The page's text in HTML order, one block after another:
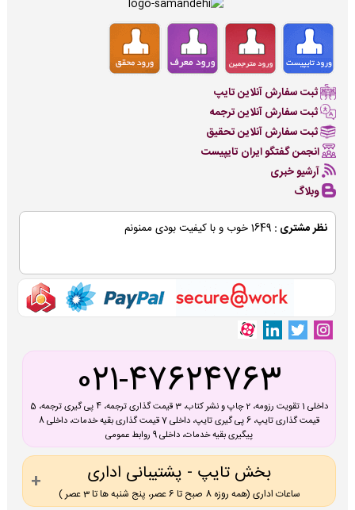
ثبت سفارش آنلاین تایپ
ثبت سفارش آنلاین ترجمه
ثبت سفارش آنلاین تحقیق
انجمن گفتگو ایران تایپیست
آرشیو خبری
وبلاگ
نظر مشتری : 1649 خوب و با کیفیت بودی ممنونم
021-47624763
داخلی 1 تقویت رزومه، 2 چاپ و نشر کتاب، 3 قیمت گذاری ترجمه، 4 پی گیری ترجمه، 5
قیمت گذاری تایپ، 6 پی گیری تایپ، داخلی 7 قیمت گذاری بقیه خدمات، داخلی 8
پیگیری بقیه خدمات، داخلی 9 روابط عمومی
بخش تایپ - پشتیبانی اداری
ساعات اداری (همه روزه 8 صبح تا 6 عصر، پنج شنبه ها تا 3 عصر )